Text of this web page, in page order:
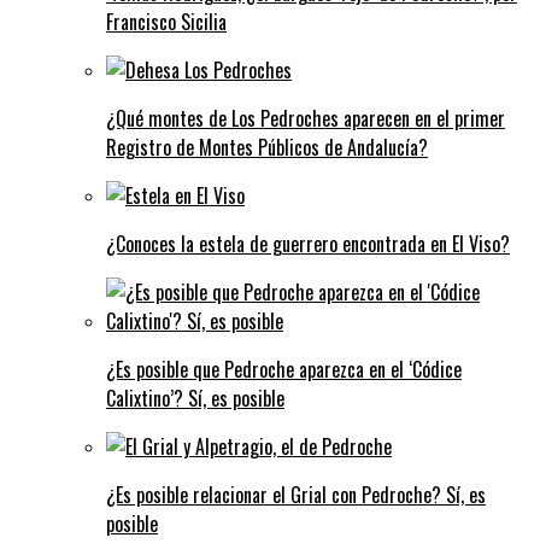
Francisco Sicilia
¿Qué montes de Los Pedroches aparecen en el primer
Registro de Montes Públicos de Andalucía?
¿Conoces la estela de guerrero encontrada en El Viso?
¿Es posible que Pedroche aparezca en el ‘Códice
Calixtino’? Sí, es posible
¿Es posible relacionar el Grial con Pedroche? Sí, es
posible